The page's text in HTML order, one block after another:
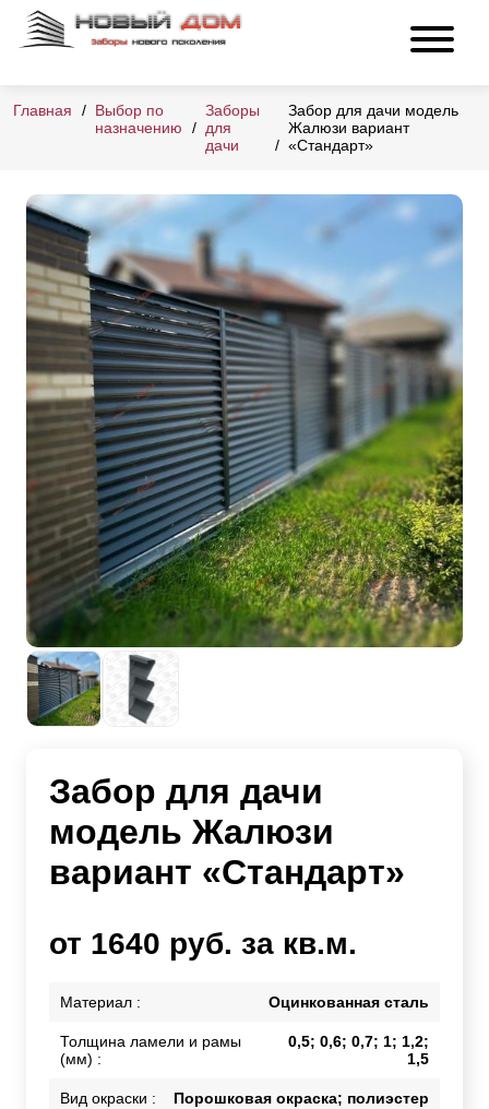
Главная
Выбор по
назначению
Заборы
для
дачи
Забор для дачи модель
Жалюзи вариант
«Стандарт»
Забор для дачи
модель Жалюзи
вариант «Стандарт»
от 1640 руб. за кв.м.
Материал : Оцинкованная сталь
Толщина ламели и рамы
(мм) :
0,5; 0,6; 0,7; 1; 1,2;
1,5
Вид окраски : Порошковая окраска; полиэстер